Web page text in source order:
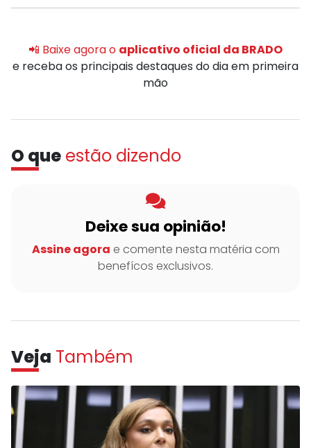
📲 Baixe agora o aplicativo oficial da BRADO
e receba os principais destaques do dia em primeira
mão
O que estão dizendo
Deixe sua opinião!
Assine agora e comente nesta matéria com
benefícos exclusivos.
Veja Também